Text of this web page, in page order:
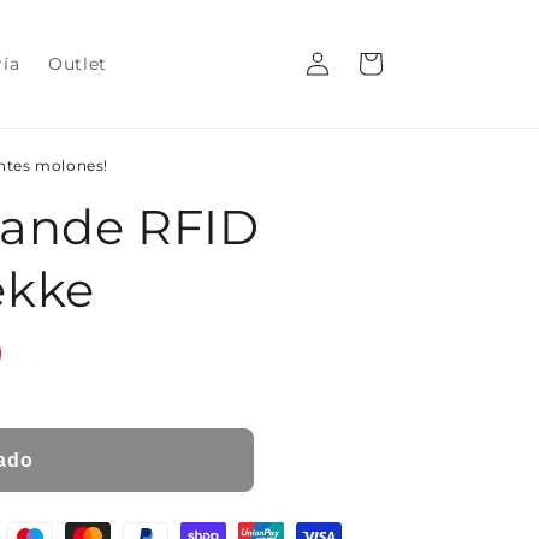
Outlet
Iniciar
sesión
Carrito
molones!
RFID